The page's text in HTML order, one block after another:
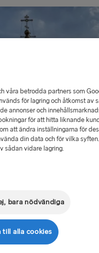
enkel
våra betrodda partners som
för lagring och åtkomst av
annonser och
för att hitta liknande
att ändra inställningarna för
din data och för vilka
sådan vidare lagring.
bara nödvändiga
till alla cookies